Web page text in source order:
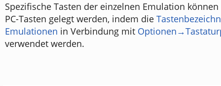
Spezifische Tasten der einzelnen Emulation
PC-Tasten gelegt werden, indem die
Emulationen in Verbindung mit
verwendet werden.